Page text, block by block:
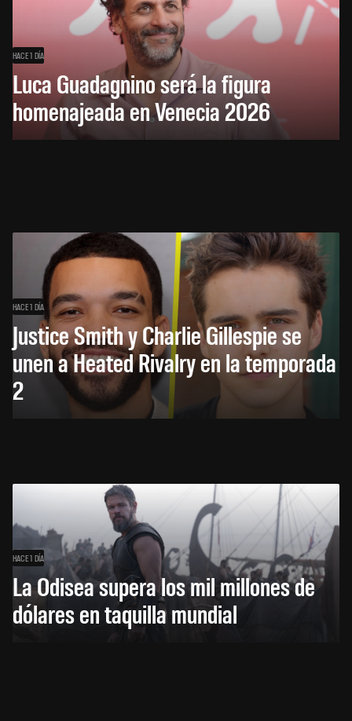
HACE 1 DÍA
Luca Guadagnino será la figura
homenajeada en Venecia 2026
HACE 1 DÍA
Justice Smith y Charlie Gillespie se
unen a Heated Rivalry en la temporada
2
HACE 1 DÍA
La Odisea supera los mil millones de
dólares en taquilla mundial